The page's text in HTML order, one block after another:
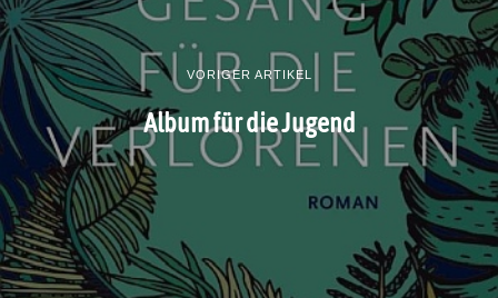
VORIGER ARTIKEL
Album für die Jugend